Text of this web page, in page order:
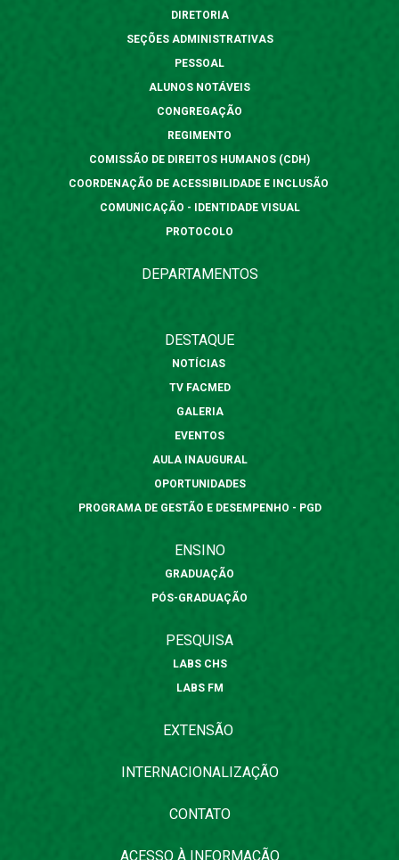
DIRETORIA
SEÇÕES ADMINISTRATIVAS
PESSOAL
ALUNOS NOTÁVEIS
CONGREGAÇÃO
REGIMENTO
COMISSÃO DE DIREITOS HUMANOS (CDH)
COORDENAÇÃO DE ACESSIBILIDADE E INCLUSÃO
COMUNICAÇÃO - IDENTIDADE VISUAL
PROTOCOLO
DEPARTAMENTOS
DESTAQUE
NOTÍCIAS
TV FACMED
GALERIA
EVENTOS
AULA INAUGURAL
OPORTUNIDADES
PROGRAMA DE GESTÃO E DESEMPENHO - PGD
ENSINO
GRADUAÇÃO
PÓS-GRADUAÇÃO
PESQUISA
LABS CHS
LABS FM
EXTENSÃO
INTERNACIONALIZAÇÃO
CONTATO
ACESSO À INFORMAÇÃO